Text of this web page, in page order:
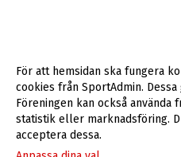
För att hemsidan ska fungera
cookies från SportAdmin. Dessa
Föreningen kan också använda
statistik eller marknadsföring.
acceptera dessa.